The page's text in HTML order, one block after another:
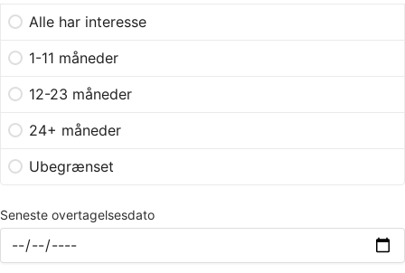
Alle har interesse
1-11 måneder
12-23 måneder
24+ måneder
Ubegrænset
Seneste overtagelsesdato